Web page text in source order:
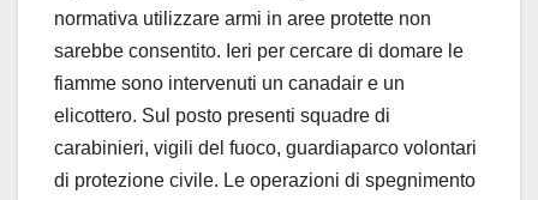
normativa utilizzare armi in aree protette non
sarebbe consentito. Ieri per cercare di domare le
fiamme sono intervenuti un canadair e un
elicottero. Sul posto presenti squadre di
carabinieri, vigili del fuoco, guardiaparco volontari
di protezione civile. Le operazioni di spegnimento